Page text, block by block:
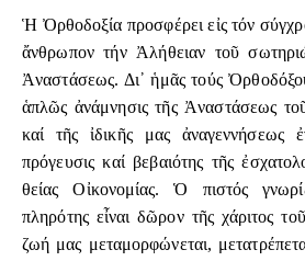
Ἡ Ὀρθοδοξία προσφέρει εἰς τόν
ἄνθρωπον τήν Ἀλήθειαν τοῦ
Ἀναστάσεως. Δι᾿ ἡμᾶς τούς
ἁπλῶς ἀνάμνησις τῆς Ἀναστάσεως
καί τῆς ἰδικῆς μας ἀναγεννήσεως
πρόγευσις καί βεβαιότης τῆς
θείας Οἰκονομίας. Ὁ πιστός
πληρότης εἶναι δῶρον τῆς χάριτος
ζωή μας μεταμορφώνεται,